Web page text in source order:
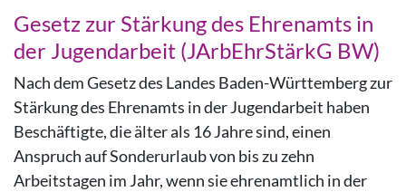
Gesetz zur Stärkung des Ehrenamts in
der Jugendarbeit (JArbEhrStärkG BW)
Nach dem Gesetz des Landes Baden-Württemberg zur
Stärkung des Ehrenamts in der Jugendarbeit haben
Beschäftigte, die älter als 16 Jahre sind, einen
Anspruch auf Sonderurlaub von bis zu zehn
Arbeitstagen im Jahr, wenn sie ehrenamtlich in der